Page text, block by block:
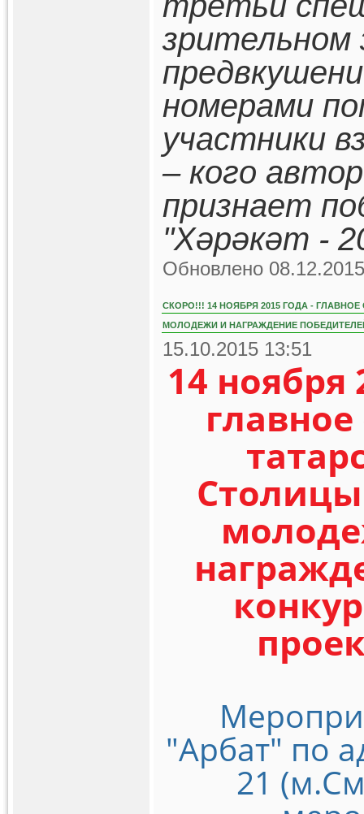
зрительном
номерами
участники
– кого
признает
"Хәрәкәт -
Обновлено
СКОРО!!! 14 НОЯБРЯ 2015 ГОДА -
МОЛОДЕЖИ И НАГРАЖДЕНИЕ
15.10.2015 13:51
14 ноября
"Арбат" по
21